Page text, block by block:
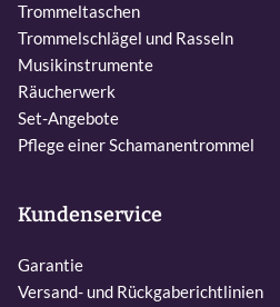
Trommeltaschen
Trommelschlägel und Rasseln
Musikinstrumente
Räucherwerk
Set-Angebote
Pflege einer Schamanentrommel
Kundenservice
Garantie
Versand- und Rückgaberichtlinien